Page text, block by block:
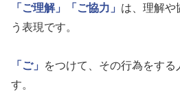
「ご理解」 「ご協力」 は、理解や
う表現です。
「ご」
をつけて、その行為をする
す。